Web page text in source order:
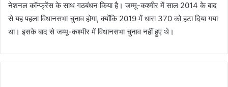
नेशनल कॉन्फ्रेंस के साथ गठबंधन किया है। जम्मू-कश्मीर में साल 2014 के बाद
से यह पहला विधानसभा चुनाव होगा, क्योंकि 2019 में धारा 370 को हटा दिया गया
था। इसके बाद से जम्मू-कश्मीर में विधानसभा चुनाव नहीं हुए थे।